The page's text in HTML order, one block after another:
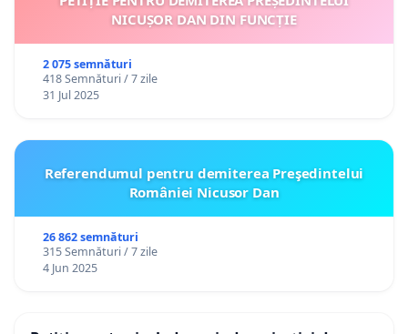
NICUȘOR DAN DIN FUNCȚIE
2 075 semnături
418 Semnături / 7 zile
31 Jul 2025
Referendumul pentru demiterea Preşedintelui
României Nicusor Dan
26 862 semnături
315 Semnături / 7 zile
4 Jun 2025